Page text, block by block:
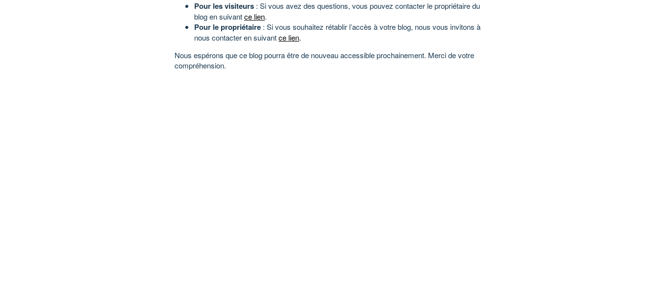
Pour les visiteurs : Si vous avez des questions, vous pouvez contacter le propriétaire du
blog en suivantce lien.
Pour le propriétaire : Si vous souhaitez rétablir l’accès à votre blog, nous vous invitons à
nous contacter en suivantce lien.
Nous espérons que ce blog pourra être de nouveau accessible prochainement. Merci de votre
compréhension.